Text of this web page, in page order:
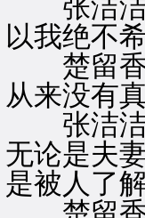
张洁洁
以我绝不
楚留香
从来没有
张洁洁
无论是夫
是被人了